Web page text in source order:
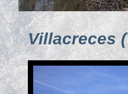
Villacreces